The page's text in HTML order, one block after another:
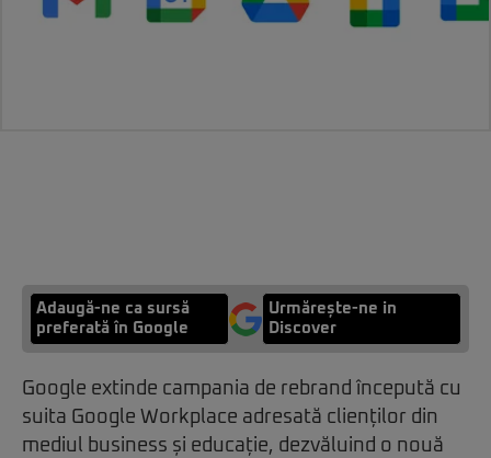
Adaugă-ne ca sursă
preferată în Google
Urmărește-ne in
Discover
Google extinde campania de rebrand începută cu
suita Google Workplace adresată clienților din
mediul business și educație, dezvăluind o nouă